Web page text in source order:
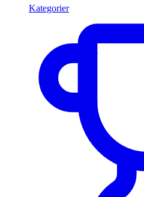
Kategorier